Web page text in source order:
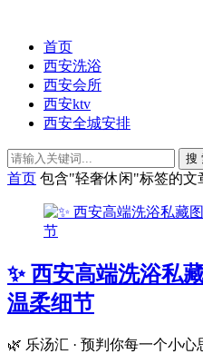
首页
西安洗浴
西安会所
西安ktv
西安全城安排
搜
首页 包含"轻奢休闲"标签的文
✨ 西安高端洗浴私
温柔细节
🌿 乐汤汇 · 预判你每一个小